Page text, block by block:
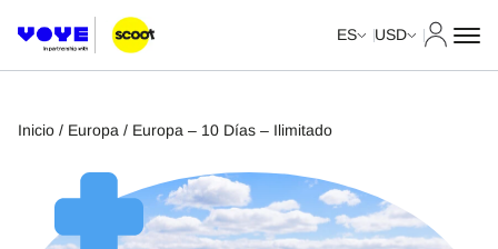
ES USD
Inicio / Europa / Europa – 10 Días – Ilimitado